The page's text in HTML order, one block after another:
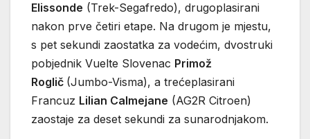
Elissonde (Trek-Segafredo), drugoplasirani
nakon prve četiri etape. Na drugom je mjestu,
s pet sekundi zaostatka za vodećim, dvostruki
pobjednik Vuelte Slovenac Primož
Roglič (Jumbo-Visma), a trećeplasirani
Francuz Lilian Calmejane (AG2R Citroen)
zaostaje za deset sekundi za sunarodnjakom.